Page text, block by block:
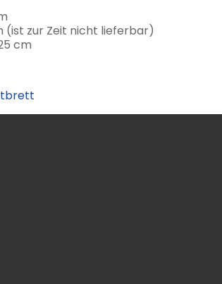
(ist zur Zeit nicht lieferbar)
cm